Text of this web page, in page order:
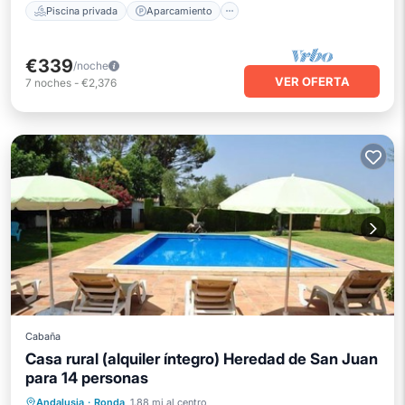
Piscina privada Aparcamiento
€339/noche
7 noches - €2,376 VER OFERTA
Cabaña
Casa rural (alquiler íntegro) Heredad de San Juan
para 14 personas
Andalusia · Ronda 1.88 mi al centro
Piscina privada
Aparcamiento